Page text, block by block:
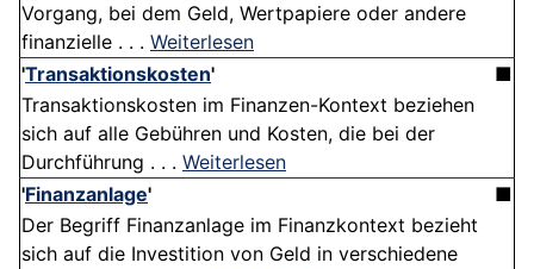
Vorgang, bei dem Geld, Wertpapiere oder andere
finanzielle . . . Weiterlesen
'Transaktionskosten'
■
Transaktionskosten im Finanzen-Kontext beziehen
sich auf alle Gebühren und Kosten, die bei der
Durchführung . . . Weiterlesen
'Finanzanlage'
■
Der Begriff Finanzanlage im Finanzkontext bezieht
sich auf die Investition von Geld in verschiedene